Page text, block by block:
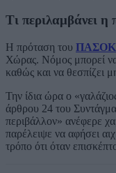
Τι περιλαμβάνει
Η πρόταση του ΠΑΣΟΚ
Χώρας. Νόμος μπορεί να
καθώς και να θεσπίζει
Την ίδια ώρα ο
άρθρου 24 του
περιβάλλον» ανέφερε
παρέλειψε να αφήσει
τρόπο ότι όταν